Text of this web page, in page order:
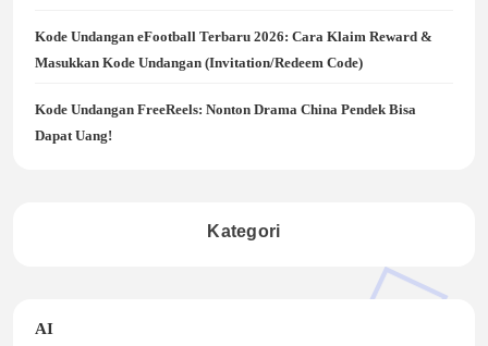
Kode Undangan eFootball Terbaru 2026: Cara Klaim Reward &
Masukkan Kode Undangan (Invitation/Redeem Code)
Kode Undangan FreeReels: Nonton Drama China Pendek Bisa
Dapat Uang!
Kategori
AI